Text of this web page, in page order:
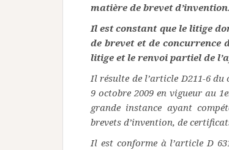
matière de brevet d’invention.
Il est constant que le litige
de brevet et de concurrence
litige et le renvoi partiel de
Il résulte de l’article D211-6 du
9 octobre 2009 en vigueur au
grande instance ayant
brevets d’invention, de
Il est conforme à l’article D